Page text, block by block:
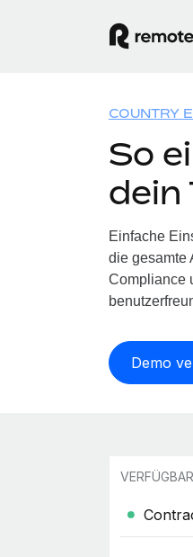
COUNTRY
So
dein
Einfache
die gesamte
Compliance
Demo